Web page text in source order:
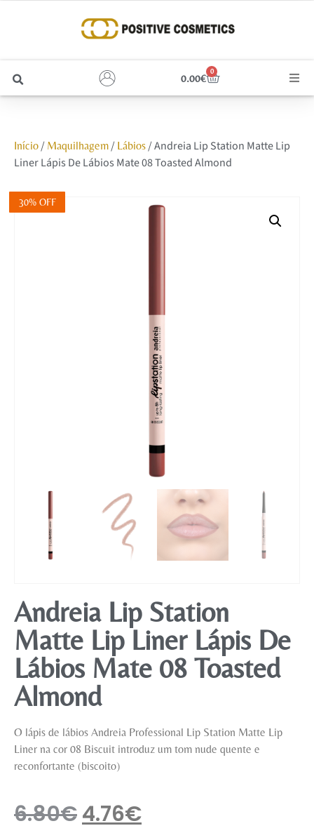
0.00€
0
Unhas
Início/ Maquilhagem/ Lábios/ Andreia Lip Station Matte Lip
Liner Lápis De Lábios Mate 08 Toasted Almond
30% OFF
Andreia Lip Station
Matte Lip Liner Lápis De
Lábios Mate 08 Toasted
Almond
O lápis de lábios Andreia Professional Lip Station Matte Lip
Liner na cor 08 Biscuit introduz um tom nude quente e
reconfortante (biscoito)
6.80€4.76€